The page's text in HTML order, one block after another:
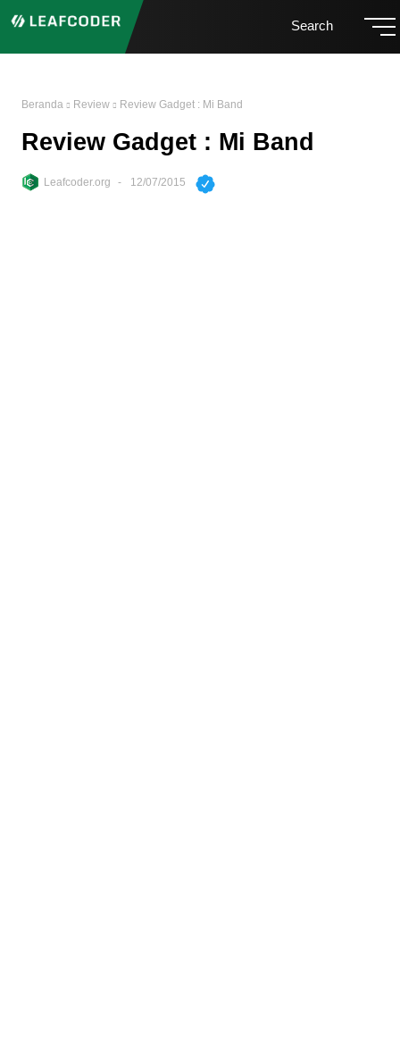
Search
Beranda Review Review Gadget : Mi Band
Review Gadget : Mi Band
Leafcoder.org 12/07/2015